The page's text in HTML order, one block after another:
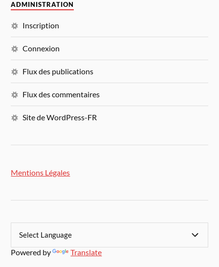
ADMINISTRATION
Inscription
Connexion
Flux des publications
Flux des commentaires
Site de WordPress-FR
Mentions Légales
Powered by Translate